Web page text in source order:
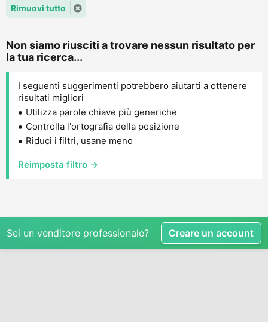
Rimuovi tutto
Non siamo riusciti a trovare nessun risultato per
la tua ricerca...
I seguenti suggerimenti potrebbero aiutarti a ottenere
risultati migliori
Utilizza parole chiave più generiche
Controlla l'ortografia della posizione
Riduci i filtri, usane meno
Reimposta filtro →
Sei un venditore professionale? Creare un account